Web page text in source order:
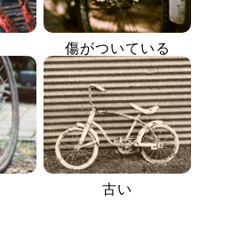
傷がついている
古い